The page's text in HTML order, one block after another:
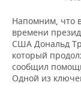
Напомним, что
времени
США Дональд
который
сообщил
Одной из